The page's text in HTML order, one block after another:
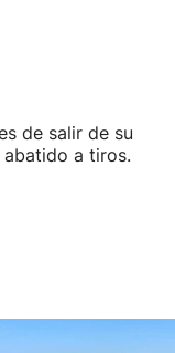
de salir de su
abatido a tiros.